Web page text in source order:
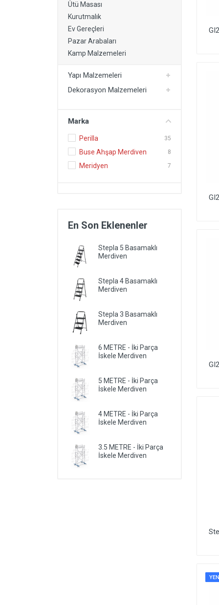
Kartonpiyer Modelleri
Ütü Masası
Kurutmalık
Ev Gereçleri
Pazar Arabaları
Kamp Malzemeleri
Yapı Malzemeleri
Dekorasyon Malzemeleri
Marka
Perilla 35
Buse Ahşap Merdiven 8
Meridyen 7
En Son Eklenenler
Stepla 5 Basamaklı
Merdiven
Stepla 4 Basamaklı
Merdiven
Stepla 3 Basamaklı
Merdiven
6 METRE - İki Parça
İskele Merdiven
5 METRE - İki Parça
İskele Merdiven
4 METRE - İki Parça
İskele Merdiven
3.5 METRE - İki Parça
İskele Merdiven